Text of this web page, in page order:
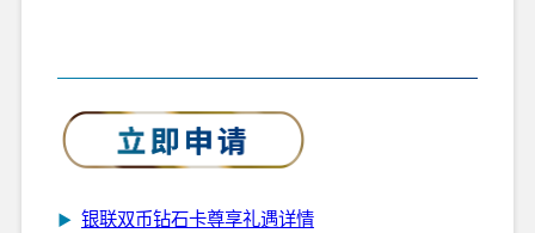
▶ 银联双币钻石卡尊享礼遇详情